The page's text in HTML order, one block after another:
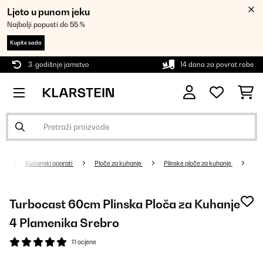
Ljeto u punom jeku
Najbolji popusti do 55 %
Kupite sada
3-godišnje jamstvo 14 dana za povrat robe
Kućanski aparati Ploče za kuhanje Plinske ploče za kuhanje
Turbocast 60cm Plinska Ploča za Kuhanje
4 Plamenika Srebro
11 ocjene